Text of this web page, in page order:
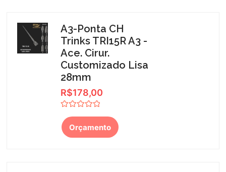
A3-Ponta CH
Trinks TRI15R A3 -
Ace. Cirur.
Customizado Lisa
28mm
R$178,00
0
de
5
Orçamento